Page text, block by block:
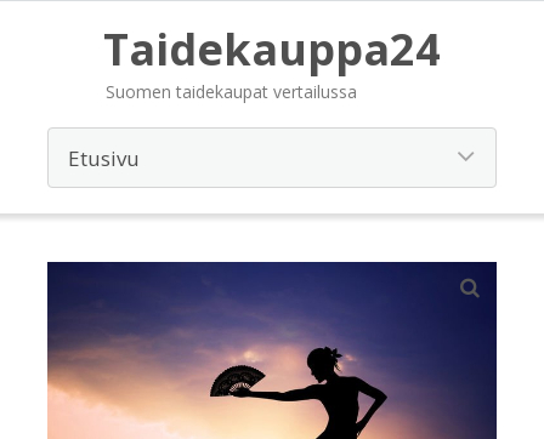
Taidekauppa24
Suomen taidekaupat vertailussa